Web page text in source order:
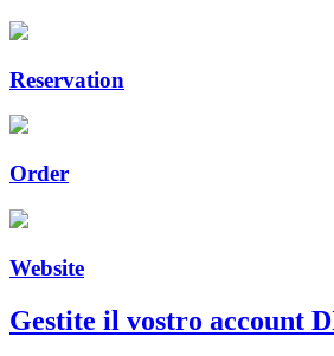
Reservation
Order
Website
Gestite il vostro account